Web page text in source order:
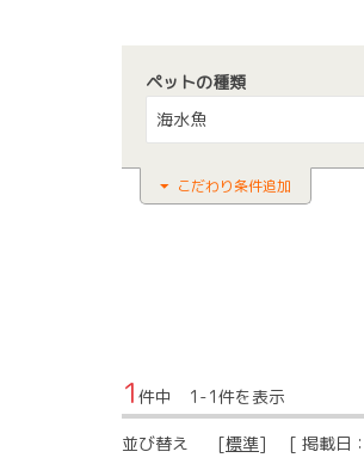
ペットの種類
海水魚
こだわり条件追加
1 件中 1-1件を表示
並び替え [標準] [ 掲載日：